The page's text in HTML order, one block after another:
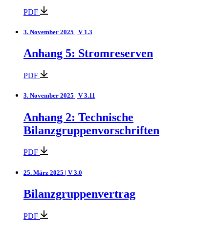
PDF
3. November 2025 | V 1.3
Anhang 5: Stromreserven
PDF
3. November 2025 | V 3.11
Anhang 2: Technische
Bilanzgruppenvorschriften
PDF
25. März 2025 | V 3.0
Bilanzgruppenvertrag
PDF